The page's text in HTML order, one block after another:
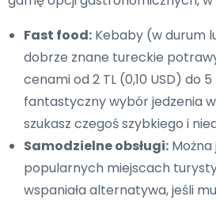
Fast food: Kebaby (w durum
dobrze znane tureckie
cenami od 2 TL (0,10 USD) do
fantastyczny wybór jedzenia
szukasz czegoś szybkiego i
Samodzielne obsługi:
popularnych miejscach
wspaniała alternatywa, jeśli